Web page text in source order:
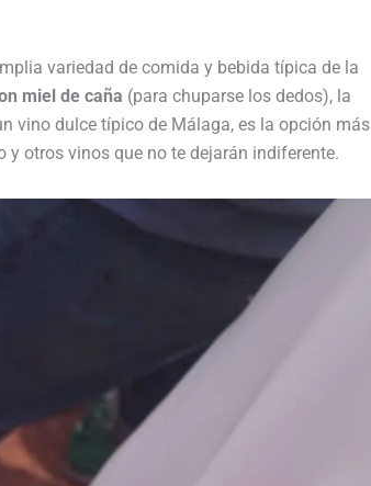
variedad de comida y bebida típica de la
miel de caña (para chuparse los dedos), la
vino dulce típico de Málaga, es la opción más
y otros vinos que no te dejarán indiferente.